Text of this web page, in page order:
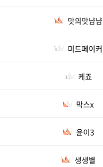
맛의맛냠냠
미드페이커
케죠
막스x
윤이3
생생별